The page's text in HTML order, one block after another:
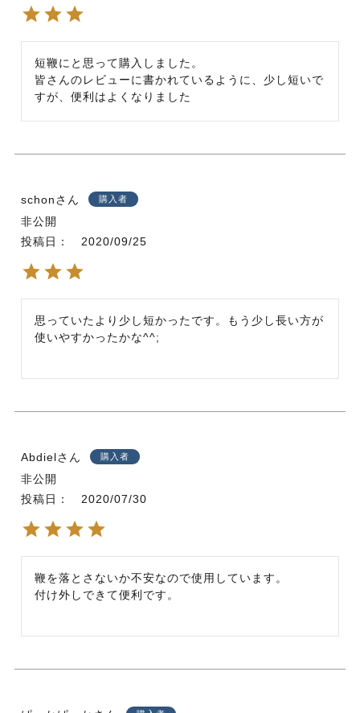
短鞭にと思って購入しました。
皆さんのレビューに書かれているように、少し短いで
すが、便利はよくなりました
schon 購入者
非公開
投稿日
2020/09/25
思っていたより少し短かったです。もう少し長い方が
使いやすかったかな^^;
Abdiel 購入者
非公開
投稿日
2020/07/30
鞭を落とさないか不安なので使用しています。
付け外しできて便利です。